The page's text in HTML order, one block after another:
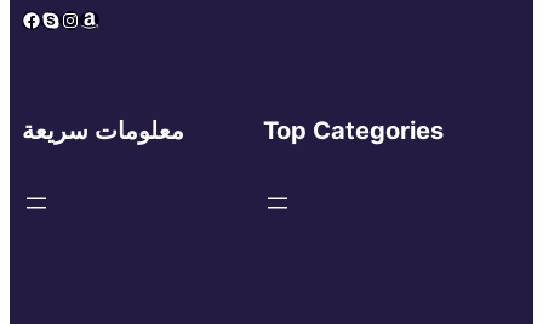
Facebook
Skype
Instagram
Amazon
معلومات سريعة Top Categories